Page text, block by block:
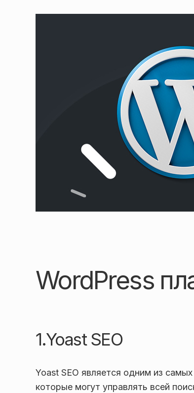
WordPress
1.Yoast SEO
Yoast SEO является одним из
которые могут управлять всей